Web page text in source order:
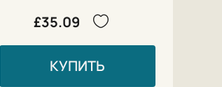
£35.09
КУПИТЬ